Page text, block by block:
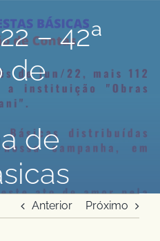
– 42ª
de
de
Anterior Próximo